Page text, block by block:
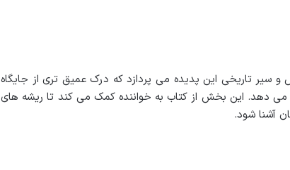
سیر تاریخی این پدیده می پردازد که درک عمیق تری از جایگاه
می دهد. این بخش از کتاب به خواننده کمک می کند تا ریشه های
آشنا شود.